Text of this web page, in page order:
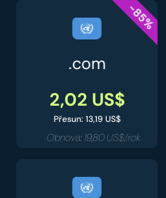
-85%
.com
2,02 US$
Přesun: 13,19 US$
Obnova: 19,80 US$/rok